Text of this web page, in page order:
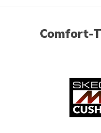
Comfort-